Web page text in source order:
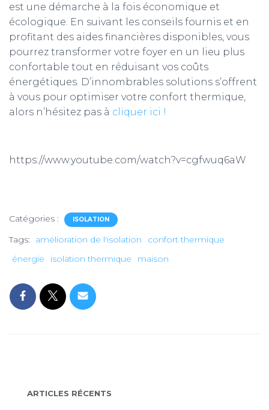
est une démarche à la fois économique et
écologique. En suivant les conseils fournis et en
profitant des aides financières disponibles, vous
pourrez transformer votre foyer en un lieu plus
confortable tout en réduisant vos coûts
énergétiques. D’innombrables solutions s’offrent
à vous pour optimiser votre confort thermique,
alors n’hésitez pas à cliquer ici !
https://www.youtube.com/watch?v=cgfwuq6aW
Catégories : ISOLATION
Tags: amélioration de l'isolation
confort thermique
énergie
isolation thermique maison
ARTICLES RÉCENTS